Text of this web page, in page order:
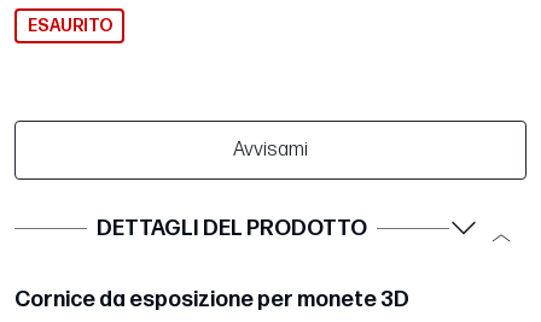
ESAURITO
Avvisami
DETTAGLI DEL PRODOTTO
Cornice da esposizione per monete 3D